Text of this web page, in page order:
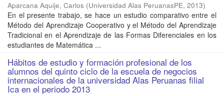
Aparcana Aquije, Carlos (Universidad Alas PeruanasPE, 2013)
En el presente trabajo, se hace un estudio comparativo entre el
Método del Aprendizaje Cooperativo y el Método del Aprendizaje
Tradicional en el Aprendizaje de las Formas Diferenciales en los
estudiantes de Matemática ...
Hábitos de estudio y formación profesional de los
alumnos del quinto ciclo de la escuela de negocios
internacionales de la universidad Alas Peruanas filial
Ica en el periodo 2013